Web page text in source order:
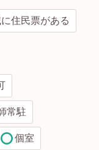
住民票がある
常駐
個室